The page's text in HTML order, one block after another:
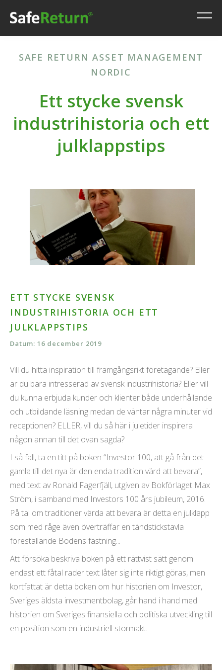
SAFE RETURN ASSET MANAGEMENT
NORDIC
Ett stycke svensk
industrihistoria och ett
julklappstips
ETT STYCKE SVENSK
INDUSTRIHISTORIA OCH ETT
JULKLAPPSTIPS
Datum: 16 december 2019
Vill du hitta inspiration till framgångsrikt företagande? Eller
är du bara intresserad av svensk industrihistoria? Eller vill
du kunna erbjuda kunder och klienter både underhållande
och utbildande läsning medan de väntar några minuter vid
receptionen? ELLER, vill du så här i juletider inspirera
någon annan till det ovan sagda?
I så fall, ta en titt på boken “Investor 100, att gå från det
gamla till det nya är den enda tradition värd att bevara”,
med text av Ronald Fagerfjäll, utgiven av Bokförlaget Max
Ström, i samband med Investors 100 års jubileum, 2016.
På tal om traditioner värda att bevara är detta en julklapp
som med råge även överträffar en tändstickstavla
föreställande Bodens fästning...
Att försöka beskriva boken på ett rättvist sätt genom
endast ett fåtal rader text låter sig inte riktigt göras, men
kortfattat är detta boken om hur historien om Investor,
Sveriges äldsta investmentbolag, går hand i hand med
historien om Sveriges finansiella och politiska utveckling till
en position som en industriell stormakt.